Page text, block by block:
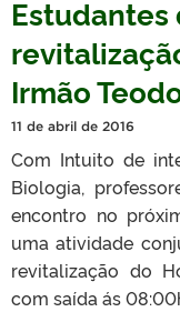
Estudantes
Irmão
11 de abril de 2016
Com Intuito de
Biologia,
encontro no
uma atividade
revitalização do
com saída ás